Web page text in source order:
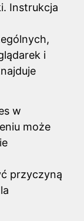
Instrukcja
i
w
może
przyczyną